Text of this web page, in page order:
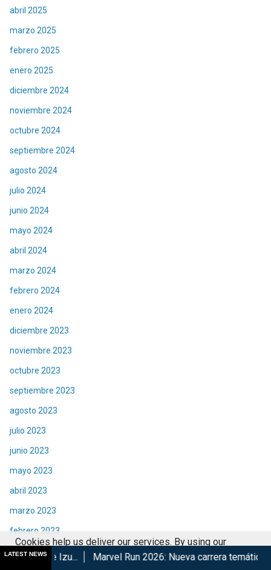
abril 2025
marzo 2025
febrero 2025
enero 2025
diciembre 2024
noviembre 2024
octubre 2024
septiembre 2024
agosto 2024
julio 2024
junio 2024
mayo 2024
abril 2024
marzo 2024
febrero 2024
enero 2024
diciembre 2023
noviembre 2023
octubre 2023
septiembre 2023
agosto 2023
julio 2023
junio 2023
mayo 2023
abril 2023
marzo 2023
febrero 2023
enero 2023
LATEST NEWS
Marvel Run 2026: Nueva carrera temática en CDMX
Cookies help us deliver our services. By using our
services, you agree to our use of cookies.
Got it